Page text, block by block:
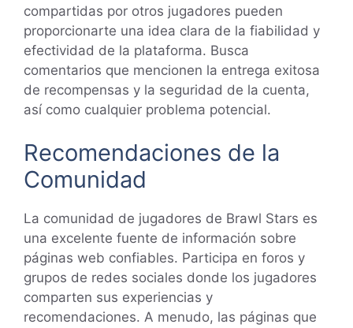
compartidas por otros jugadores pueden
proporcionarte una idea clara de la fiabilidad y
efectividad de la plataforma. Busca
comentarios que mencionen la entrega exitosa
de recompensas y la seguridad de la cuenta,
así como cualquier problema potencial.
Recomendaciones de la
Comunidad
La comunidad de jugadores de Brawl Stars es
una excelente fuente de información sobre
páginas web confiables. Participa en foros y
grupos de redes sociales donde los jugadores
comparten sus experiencias y
recomendaciones. A menudo, las páginas que